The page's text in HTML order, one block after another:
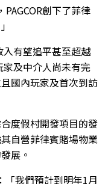
創下了菲律
入有望追平甚至超越
及中介人尚未有完
國內玩家及首次到訪
度假村開發項目的發
自營菲律賓賭場物業
展。
我們預計到明年1月